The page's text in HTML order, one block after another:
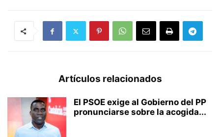
Artículos relacionados
El PSOE exige al Gobierno del PP
pronunciarse sobre la acogida...